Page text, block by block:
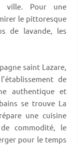
ville. Pour une
le pittoresque
de lavande, les
saint Lazare,
de
authentique et
se trouve La
une cuisine
commodité, le
pour le temps